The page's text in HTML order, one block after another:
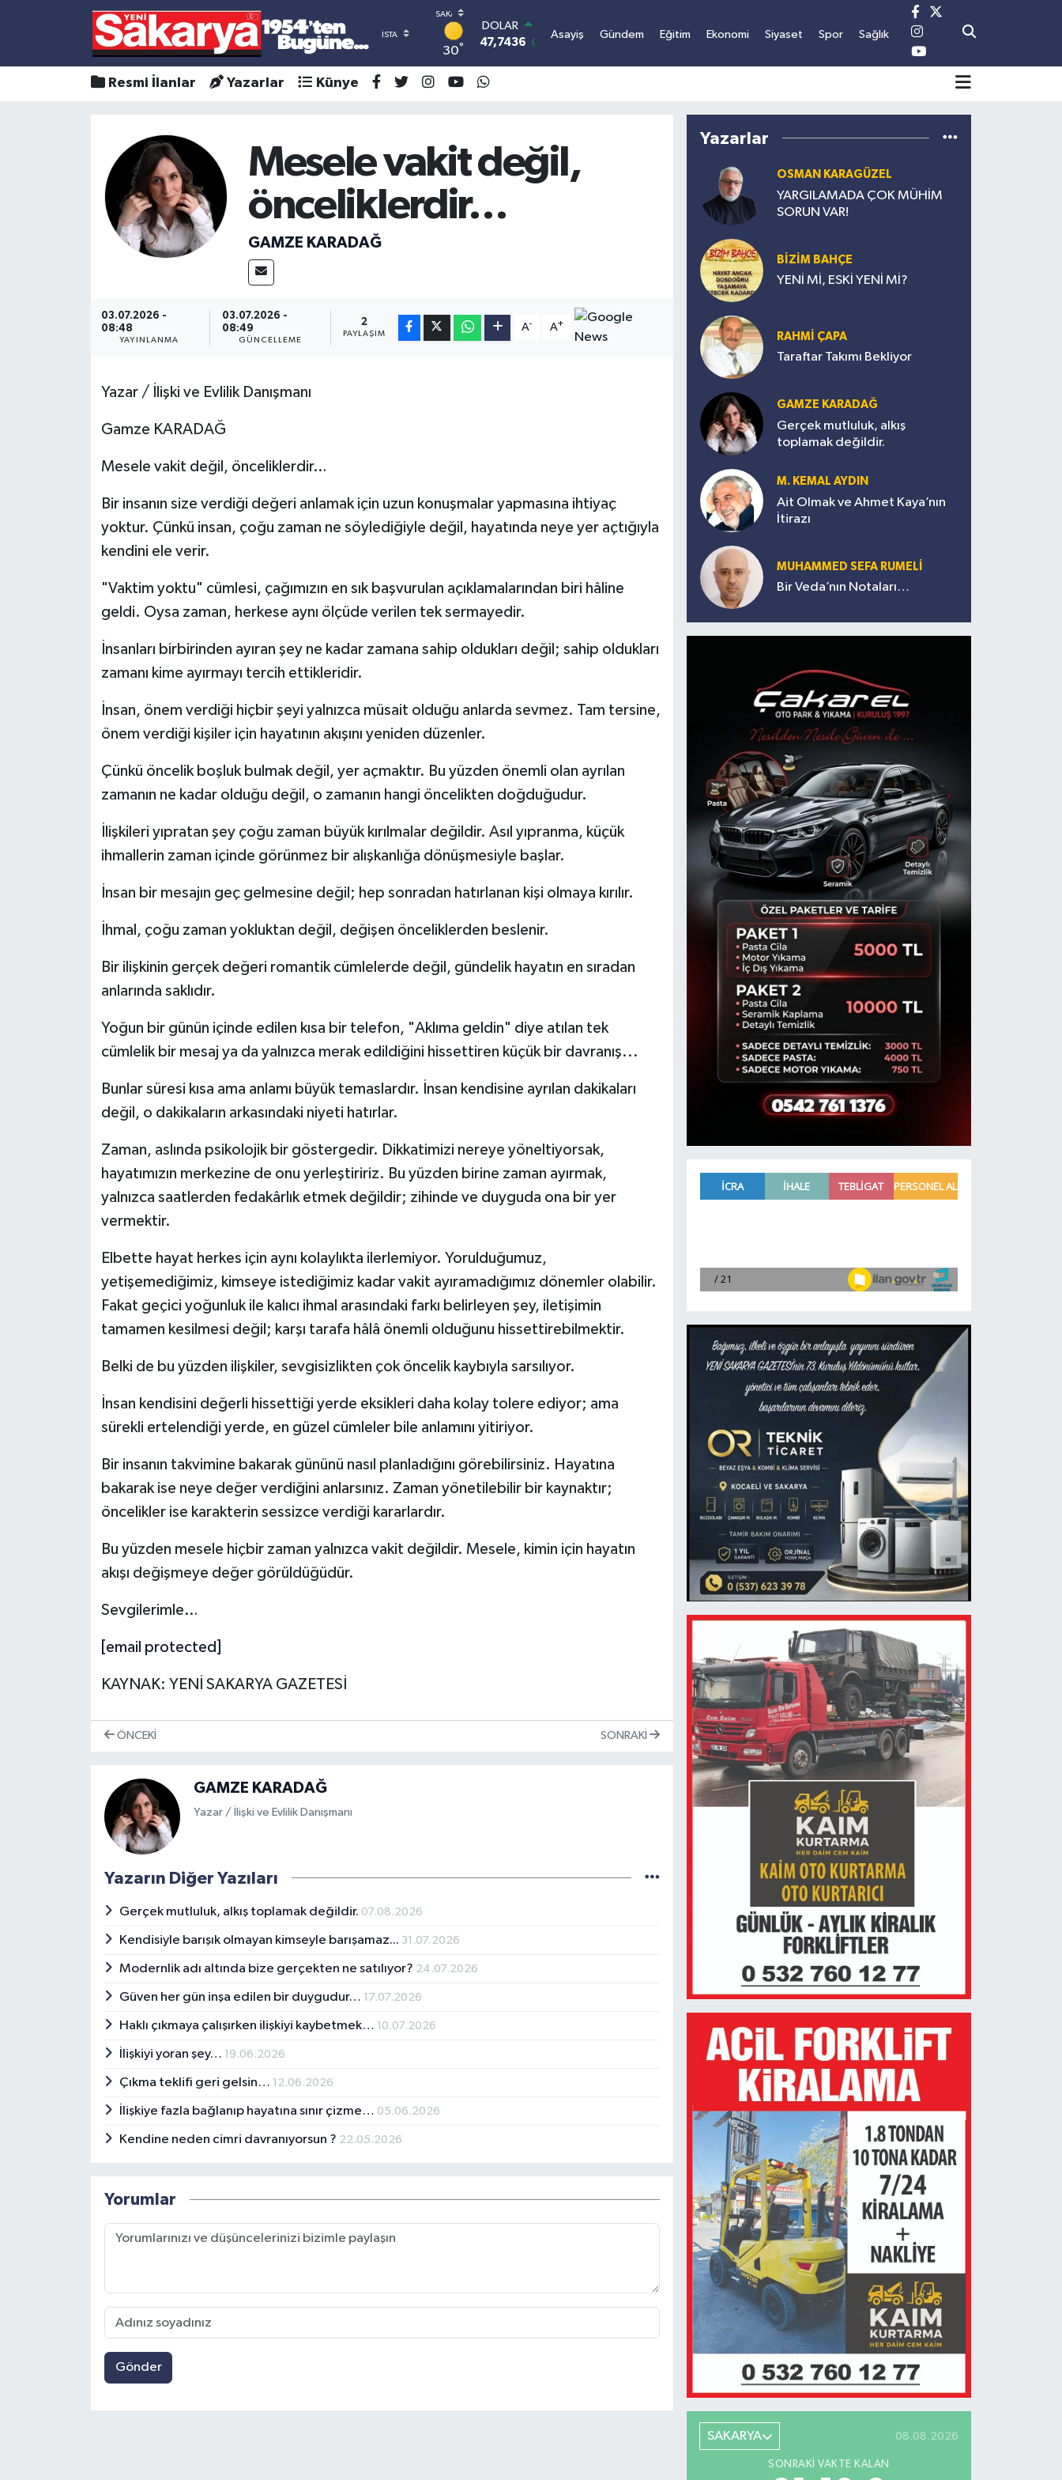
30°
DOLAR
47,7436 0.18
55,2510
BİST100
13.779 -14
Asayiş Gündem Eğitim Ekonomi Siyaset Spor Sağlık
Resmi İlanlar Yazarlar Künye
Mesele vakit değil,
önceliklerdir…
GAMZE KARADAĞ
03.07.2026 -
08:48
YAYINLANMA
03.07.2026 -
08:49
GÜNCELLEME
2
PAYLAŞIM
A- A+
Yazar / İlişki ve Evlilik Danışmanı
Gamze KARADAĞ
Mesele vakit değil, önceliklerdir…
Bir insanın size verdiği değeri anlamak için uzun konuşmalar yapmasına ihtiyaç
yoktur. Çünkü insan, çoğu zaman ne söylediğiyle değil, hayatında neye yer açtığıyla
kendini ele verir.
"Vaktim yoktu" cümlesi, çağımızın en sık başvurulan açıklamalarından biri hâline
geldi. Oysa zaman, herkese aynı ölçüde verilen tek sermayedir.
İnsanları birbirinden ayıran şey ne kadar zamana sahip oldukları değil; sahip oldukları
zamanı kime ayırmayı tercih ettikleridir.
İnsan, önem verdiği hiçbir şeyi yalnızca müsait olduğu anlarda sevmez. Tam tersine,
önem verdiği kişiler için hayatının akışını yeniden düzenler.
Çünkü öncelik boşluk bulmak değil, yer açmaktır. Bu yüzden önemli olan ayrılan
zamanın ne kadar olduğu değil, o zamanın hangi öncelikten doğduğudur.
İlişkileri yıpratan şey çoğu zaman büyük kırılmalar değildir. Asıl yıpranma, küçük
ihmallerin zaman içinde görünmez bir alışkanlığa dönüşmesiyle başlar.
İnsan bir mesajın geç gelmesine değil; hep sonradan hatırlanan kişi olmaya kırılır.
İhmal, çoğu zaman yokluktan değil, değişen önceliklerden beslenir.
Bir ilişkinin gerçek değeri romantik cümlelerde değil, gündelik hayatın en sıradan
anlarında saklıdır.
Yoğun bir günün içinde edilen kısa bir telefon, "Aklıma geldin" diye atılan tek
cümlelik bir mesaj ya da yalnızca merak edildiğini hissettiren küçük bir davranış...
Bunlar süresi kısa ama anlamı büyük temaslardır. İnsan kendisine ayrılan dakikaları
değil, o dakikaların arkasındaki niyeti hatırlar.
Zaman, aslında psikolojik bir göstergedir. Dikkatimizi nereye yöneltiyorsak,
hayatımızın merkezine de onu yerleştiririz. Bu yüzden birine zaman ayırmak,
yalnızca saatlerden fedakârlık etmek değildir; zihinde ve duyguda ona bir yer
vermektir.
Elbette hayat herkes için aynı kolaylıkta ilerlemiyor. Yorulduğumuz,
yetişemediğimiz, kimseye istediğimiz kadar vakit ayıramadığımız dönemler olabilir.
Fakat geçici yoğunluk ile kalıcı ihmal arasındaki farkı belirleyen şey, iletişimin
tamamen kesilmesi değil; karşı tarafa hâlâ önemli olduğunu hissettirebilmektir.
Belki de bu yüzden ilişkiler, sevgisizlikten çok öncelik kaybıyla sarsılıyor.
İnsan kendisini değerli hissettiği yerde eksikleri daha kolay tolere ediyor; ama
sürekli ertelendiği yerde, en güzel cümleler bile anlamını yitiriyor.
Bir insanın takvimine bakarak gününü nasıl planladığını görebilirsiniz. Hayatına
bakarak ise neye değer verdiğini anlarsınız. Zaman yönetilebilir bir kaynaktır;
öncelikler ise karakterin sessizce verdiği kararlardır.
Bu yüzden mesele hiçbir zaman yalnızca vakit değildir. Mesele, kimin için hayatın
akışı değişmeye değer görüldüğüdür.
Sevgilerimle…
[email protected]
KAYNAK: YENİ SAKARYA GAZETESİ
ÖNCEKI SONRAKI
GAMZE KARADAĞ
Yazar / İlişki ve Evlilik Danışmanı
Yazarın Diğer Yazıları
Gerçek mutluluk, alkış toplamak değildir. 07.08.2026
Kendisiyle barışık olmayan kimseyle barışamaz... 31.07.2026
Modernlik adı altında bize gerçekten ne satılıyor? 24.07.2026
Güven her gün inşa edilen bir duygudur… 17.07.2026
Haklı çıkmaya çalışırken ilişkiyi kaybetmek… 10.07.2026
İlişkiyi yoran şey… 19.06.2026
Çıkma teklifi geri gelsin… 12.06.2026
İlişkiye fazla bağlanıp hayatına sınır çizme… 05.06.2026
Kendine neden cimri davranıyorsun ? 22.05.2026
Yorumlar
Gönder
Yazarlar
OSMAN KARAGÜZEL
YARGILAMADA ÇOK MÜHİM
SORUN VAR!
BİZİM BAHÇE
YENİ Mİ, ESKİ YENİ Mİ?
RAHMİ ÇAPA
Taraftar Takımı Bekliyor
GAMZE KARADAĞ
Gerçek mutluluk, alkış
toplamak değildir.
M. KEMAL AYDIN
Ait Olmak ve Ahmet Kaya’nın
İtirazı
MUHAMMED SEFA RUMELİ
Bir Veda’nın Notaları…
SAKARYA 08.08.2026
SONRAKI VAKTE KALAN